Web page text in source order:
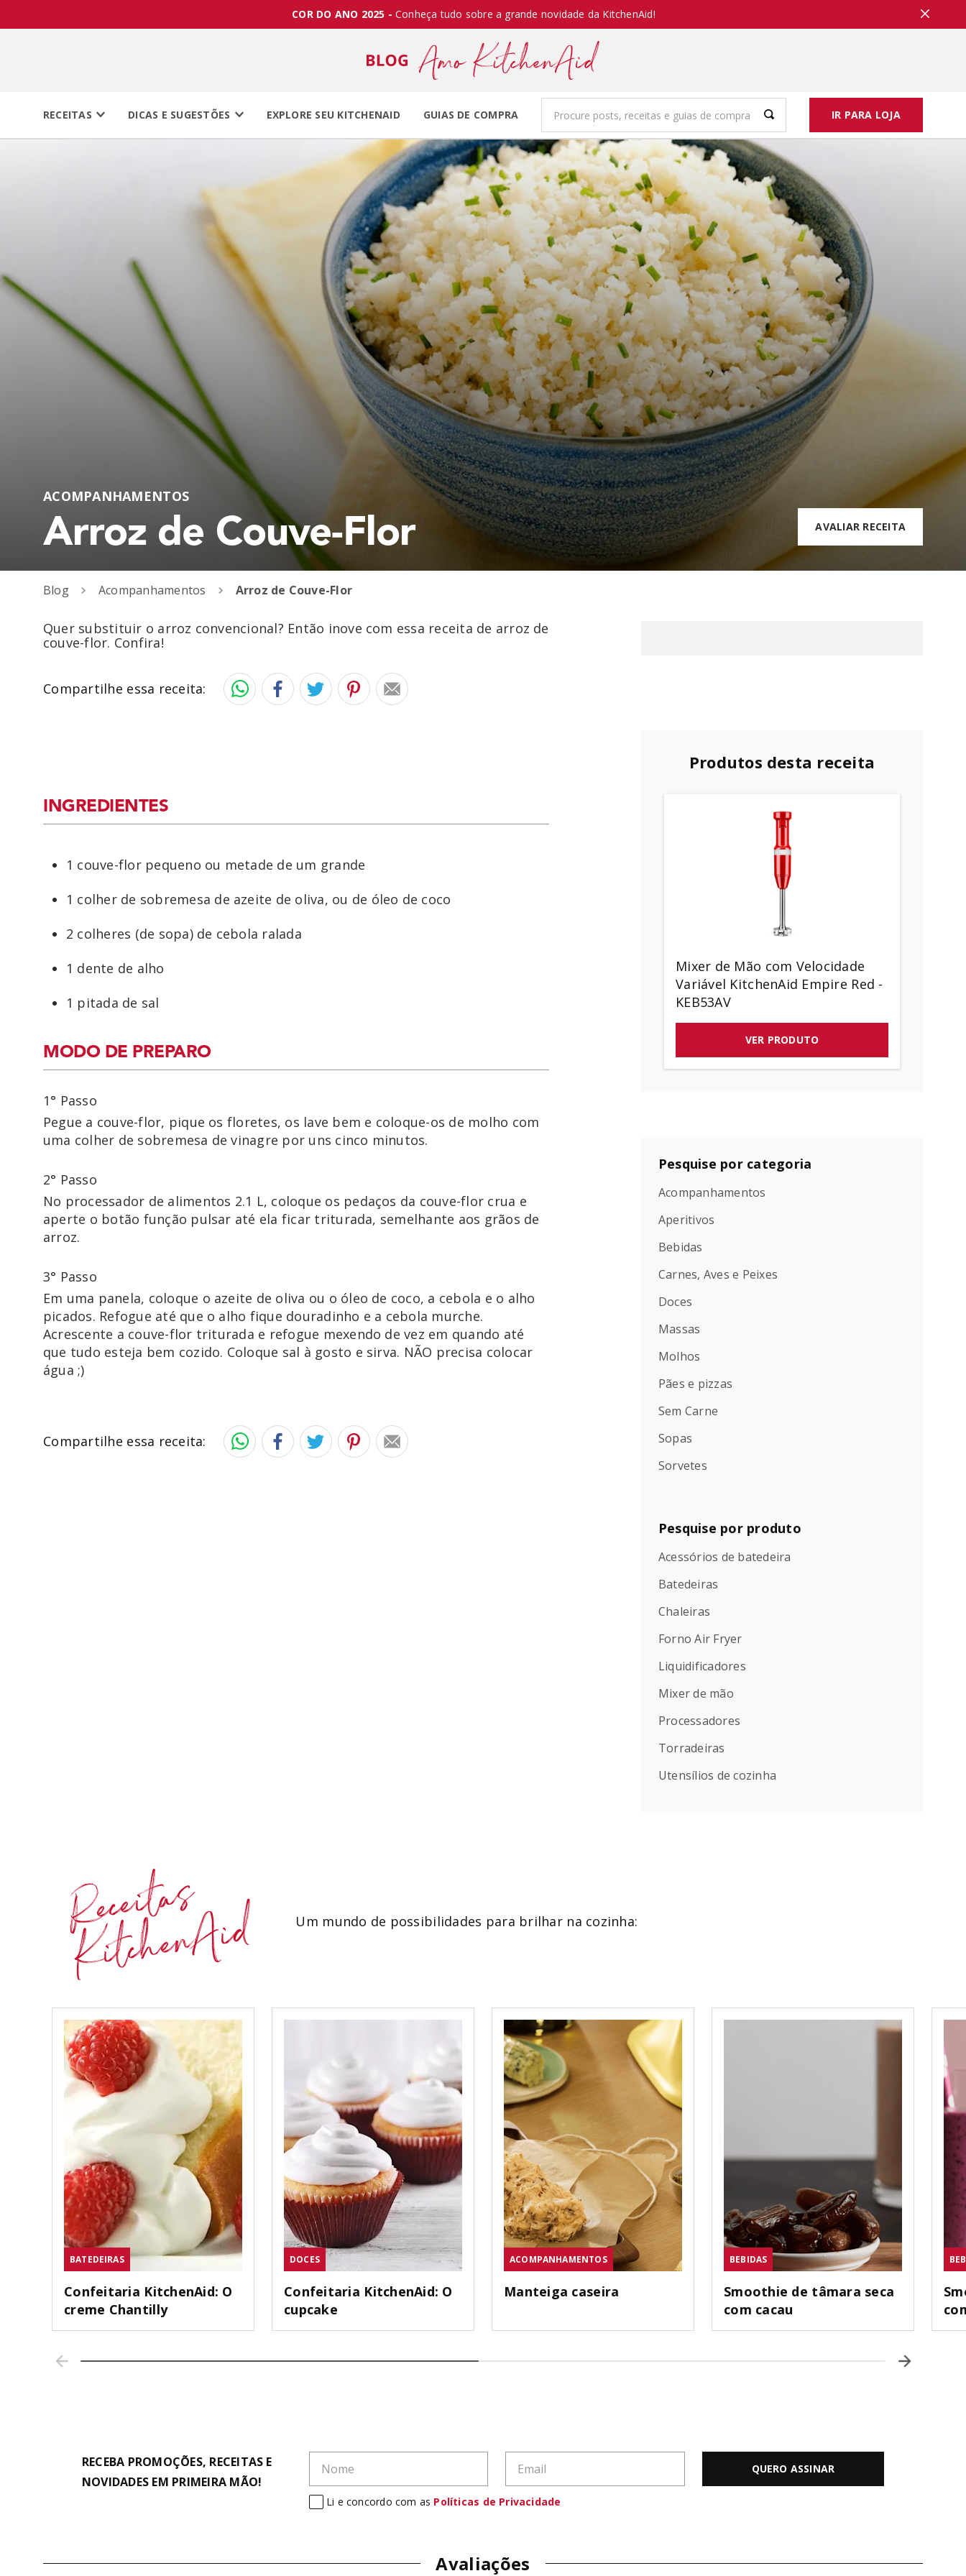
COR DO ANO 2025 - Conheça tudo sobre a grande novidade da KitchenAid!
RECEITAS DICAS E SUGESTÕES EXPLORE SEU KITCHENAID GUIAS DE COMPRA IR PARA LOJA
ACOMPANHAMENTOS
Arroz de Couve-Flor AVALIAR RECEITA
Blog Acompanhamentos Arroz de Couve-Flor
Quer substituir o arroz convencional? Então inove com essa receita de arroz de
couve-flor. Confira!
Compartilhe essa receita:
INGREDIENTES
1 couve-flor pequeno ou metade de um grande
1 colher de sobremesa de azeite de oliva, ou de óleo de coco
2 colheres (de sopa) de cebola ralada
1 dente de alho
1 pitada de sal
MODO DE PREPARO
1° Passo
Pegue a couve-flor, pique os floretes, os lave bem e coloque-os de molho com
uma colher de sobremesa de vinagre por uns cinco minutos.
2° Passo
No processador de alimentos 2.1 L, coloque os pedaços da couve-flor crua e
aperte o botão função pulsar até ela ficar triturada, semelhante aos grãos de
3° Passo
Em uma panela, coloque o azeite de oliva ou o óleo de coco, a cebola e o alho
picados. Refogue até que o alho fique douradinho e a cebola murche.
Acrescente a couve-flor triturada e refogue mexendo de vez em quando até
que tudo esteja bem cozido. Coloque sal à gosto e sirva. NÃO precisa colocar
Compartilhe essa receita:
Produtos desta receita
Mixer de Mão com Velocidade
Variável KitchenAid Empire Red -
KEB53AV
VER PRODUTO
Pesquise por categoria
Acompanhamentos
Aperitivos
Bebidas
Carnes, Aves e Peixes
Doces
Massas
Molhos
Pães e pizzas
Sem Carne
Sopas
Sorvetes
Pesquise por produto
Acessórios de batedeira
Batedeiras
Chaleiras
Forno Air Fryer
Liquidificadores
Mixer de mão
Processadores
Torradeiras
Utensílios de cozinha
Receitas
KitchenAid Um mundo de possibilidades para brilhar na cozinha:
BATEDEIRAS
Confeitaria KitchenAid: O
creme Chantilly
DOCES
Confeitaria KitchenAid: O
cupcake
ACOMPANHAMENTOS
Manteiga caseira
BEBIDAS
Smoothie de tâmara seca
com cacau
RECEBA PROMOÇÕES, RECEITAS E
NOVIDADES EM PRIMEIRA MÃO!
QUERO ASSINAR
Li e concordo com as Políticas de Privacidade
Avaliações